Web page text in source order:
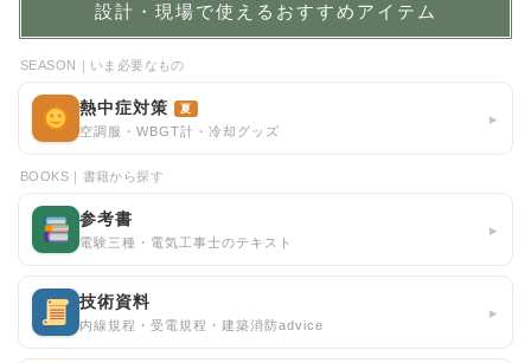
設計・現場で使えるおすすめアイテム
SEASON｜いま必要なもの
熱中症対策 夏
空調服・WBGT計・冷却グッズ
▸
BOOKS｜書籍から探す
参考書
電験三種・電気工事士のテキスト
▸
技術資料
内線規程・受電規程・建築消防advice
▸